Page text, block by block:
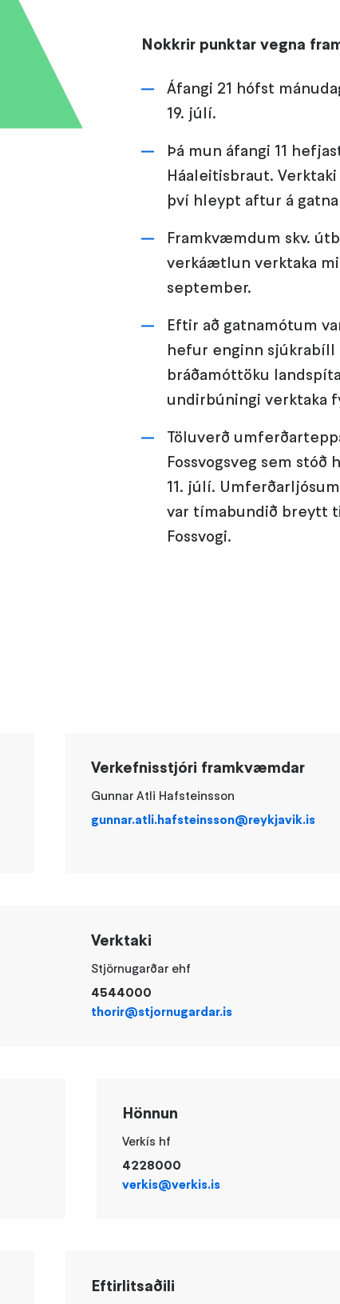
Nokkrir punktar vegna
Áfangi 21 hófst
19. júlí.
Þá mun áfangi 11
Háaleitisbraut.
því hleypt aftur á
Framkvæmdum skv.
verkáætlun verktaka
september.
Eftir að gatnamótum
hefur enginn sjúkrabíll
bráðamóttöku
undirbúningi verktaka
Töluverð
Fossvogsveg sem
11. júlí.
var tímabundið breytt
Fossvogi.
Verkefnisstjóri framkvæmdar
Gunnar Atli Hafsteinsson
gunnar.atli.hafsteinsson@reykjavik.is
Verktaki
Stjörnugarðar ehf
4544000
thorir@stjornugardar.is
Hönnun
Verkís hf
4228000
verkis@verkis.is
Eftirlitsaðili